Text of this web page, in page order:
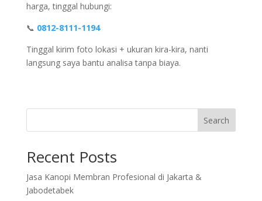
harga, tinggal hubungi:
📞 0812-8111-1194
Tinggal kirim foto lokasi + ukuran kira-kira, nanti
langsung saya bantu analisa tanpa biaya.
Search
Recent Posts
Jasa Kanopi Membran Profesional di Jakarta &
Jabodetabek